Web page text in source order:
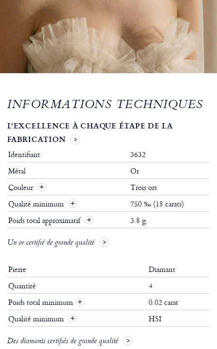
INFORMATIONS TECHNIQUES
L'EXCELLENCE À CHAQUE ÉTAPE DE LA
FABRICATION
Identifiant
3632
Métal
Or
Couleur
Trois ors
Qualité minimum
750 ‰ (18 carats)
Poids total approximatif
3.8 g.
Un or certifié de grande qualité
Pierre
Diamant
Quantité
4
Poids total minimum +
0.02 carat
Qualité minimum
+ HSI
Des diamants certifiés de grande qualité